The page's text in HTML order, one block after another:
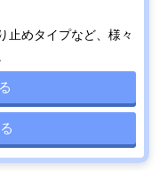
止めタイプなど、様々